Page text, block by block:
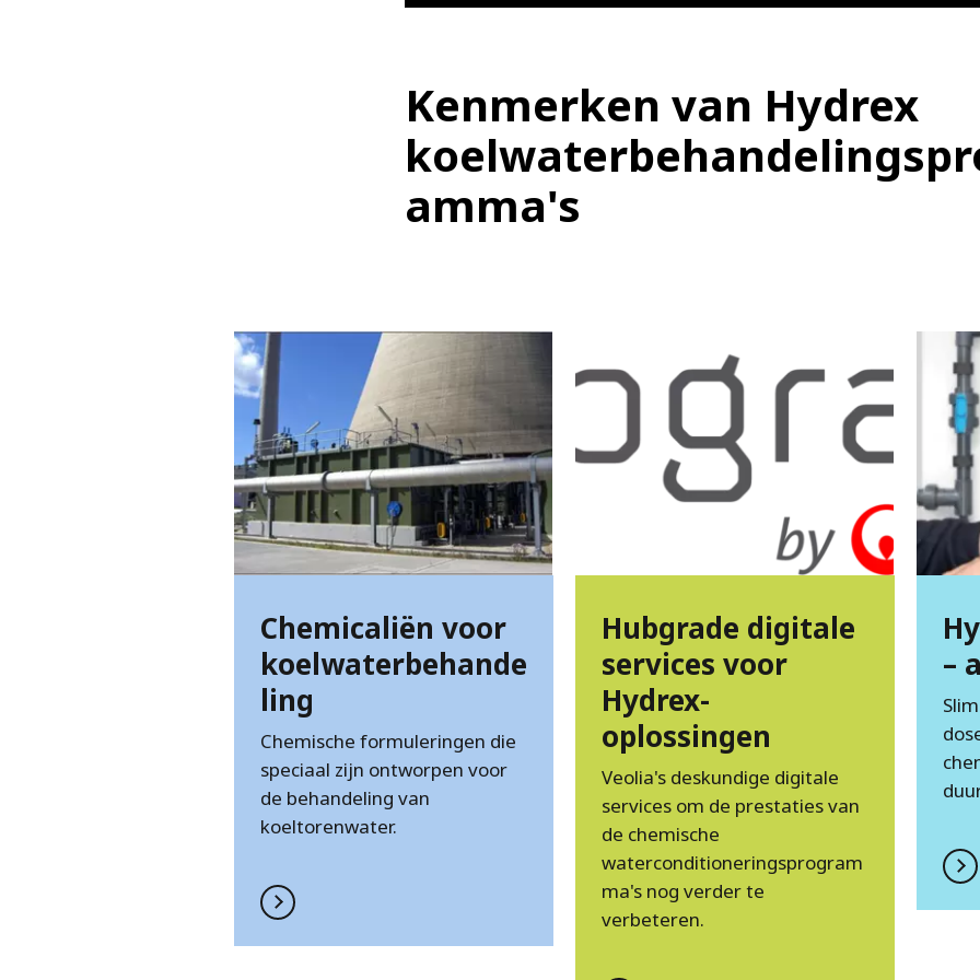
Kenmerken van Hydrex
amma's
Chemicaliën voor
koelwaterbehande
ling
Chemische formuleringen die
speciaal zijn ontworpen voor
de behandeling van
koeltorenwater.
Hubgrade digitale
services voor
Hydrex-
oplossingen
Veolia's deskundige digitale
services om de prestaties van
de chemische
waterconditioneringsprogram
ma's nog verder te
verbeteren.
–